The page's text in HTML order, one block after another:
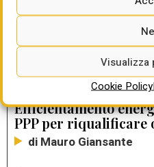
Visualizza
Cookie Policy
LEGGI ANCHE
SONO 400 GLI
Efficientamento
PPP per riqualificare
di Mauro Giansante